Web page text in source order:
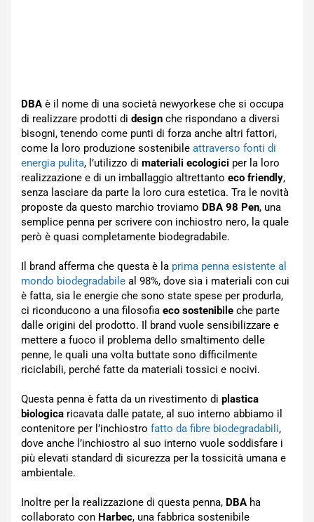
DBA è il nome di una società newyorkese che si occupa
di realizzare prodotti di design che rispondano a diversi
bisogni, tenendo come punti di forza anche altri fattori,
come la loro produzione sostenibile attraverso fonti di
energia pulita, l’utilizzo di materiali ecologici per la loro
realizzazione e di un imballaggio altrettanto eco friendly,
senza lasciare da parte la loro cura estetica. Tra le novità
proposte da questo marchio troviamo DBA 98 Pen, una
semplice penna per scrivere con inchiostro nero, la quale
però è quasi completamente biodegradabile.
Il brand afferma che questa è la prima penna esistente al
mondo biodegradabile al 98%, dove sia i materiali con cui
è fatta, sia le energie che sono state spese per produrla,
ci riconducono a una filosofia eco sostenibile che parte
dalle origini del prodotto. Il brand vuole sensibilizzare e
mettere a fuoco il problema dello smaltimento delle
penne, le quali una volta buttate sono difficilmente
riciclabili, perché fatte da materiali tossici e nocivi.
Questa penna è fatta da un rivestimento di plastica
biologica ricavata dalle patate, al suo interno abbiamo il
contenitore per l’inchiostro fatto da fibre biodegradabili,
dove anche l’inchiostro al suo interno vuole soddisfare i
più elevati standard di sicurezza per la tossicità umana e
ambientale.
Inoltre per la realizzazione di questa penna, DBA ha
collaborato con Harbec, una fabbrica sostenibile